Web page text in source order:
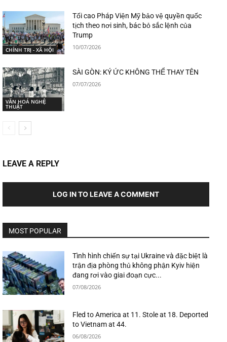
CHÍNH TRỊ - XÃ HỘI
Tối cao Pháp Viện Mỹ bảo vệ quyền quốc
tịch theo nơi sinh, bác bỏ sắc lệnh của
Trump
10/07/2026
VĂN HOÁ NGHỆ
THUẬT
SÀI GÒN: KÝ ỨC KHÔNG THỂ THAY TÊN
07/07/2026
LEAVE A REPLY
LOG IN TO LEAVE A COMMENT
MOST POPULAR
Tình hình chiến sự tại Ukraine và đặc biệt là
trận địa phòng thủ không phận Kyiv hiện
đang rơi vào giai đoạn cực...
07/08/2026
Fled to America at 11. Stole at 18. Deported
to Vietnam at 44.
06/08/2026